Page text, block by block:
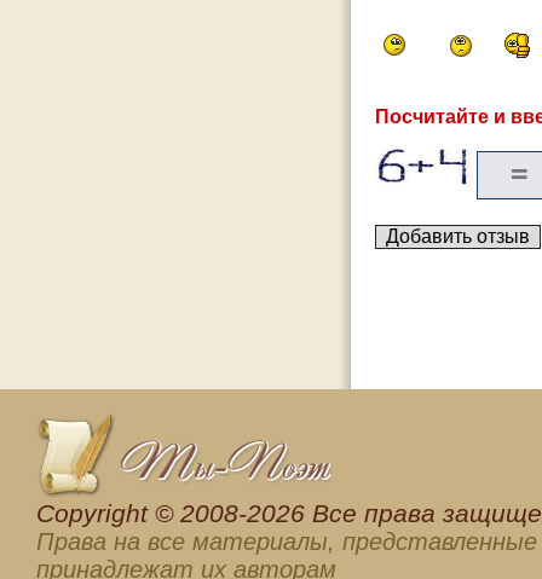
Посчитайте и
Сopyright © 2008-2026 Все права
Права на все материалы, представленные
принадлежат их авторам